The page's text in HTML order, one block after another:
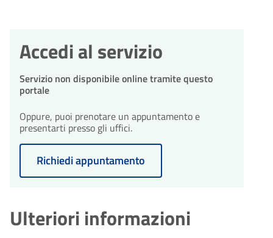
Accedi al servizio
Servizio non disponibile online tramite questo
portale
Oppure, puoi prenotare un appuntamento e
presentarti presso gli uffici.
Richiedi appuntamento
Ulteriori informazioni